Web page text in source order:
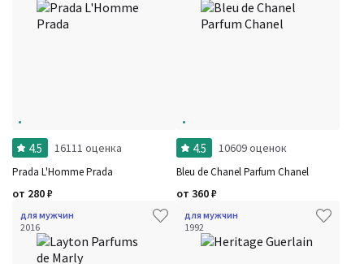
4.5 16111 оценка
Prada L'Homme Prada
от 280₽
4.5 10609 оценок
Bleu de Chanel Parfum Chanel
от 360₽
для мужчин
2016
для мужчин
1992